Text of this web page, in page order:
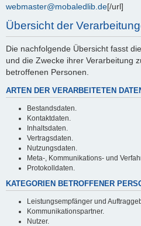
webmaster@mobaledlib.de[/url]
Übersicht der
Die nachfolgende Übersicht fasst
und die Zwecke ihrer Verarbeitung
betroffenen Personen.
ARTEN DER VERARBEITETEN
Bestandsdaten.
Kontaktdaten.
Inhaltsdaten.
Vertragsdaten.
Nutzungsdaten.
Meta-, Kommunikations- und
Protokolldaten.
KATEGORIEN BETROFFENER
Leistungsempfänger und
Kommunikationspartner.
Nutzer.